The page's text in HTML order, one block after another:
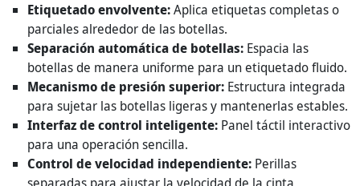
Etiquetado envolvente:Aplica etiquetas completas o
parciales alrededor de las botellas.
Separación automática de botellas: Espacia las
botellas de manera uniforme para un etiquetado fluido.
Mecanismo de presión superior: Estructura integrada
para sujetar las botellas ligeras y mantenerlas estables.
Interfaz de control inteligente: Panel táctil interactivo
para una operación sencilla.
Control de velocidad independiente: Perillas